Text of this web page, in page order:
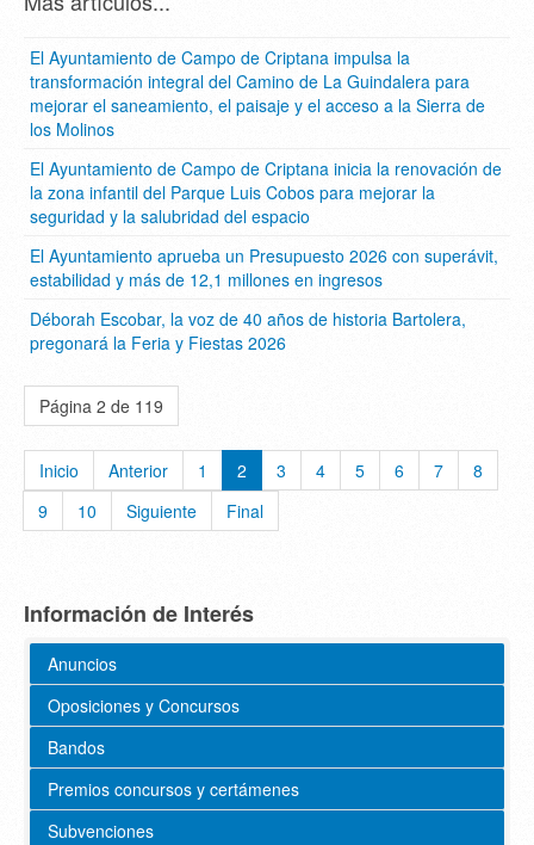
El Ayuntamiento de Campo de Criptana impulsa la
transformación integral del Camino de La Guindalera para
mejorar el saneamiento, el paisaje y el acceso a la Sierra de
los Molinos
El Ayuntamiento de Campo de Criptana inicia la renovación de
la zona infantil del Parque Luis Cobos para mejorar la
seguridad y la salubridad del espacio
El Ayuntamiento aprueba un Presupuesto 2026 con superávit,
estabilidad y más de 12,1 millones en ingresos
Déborah Escobar, la voz de 40 años de historia Bartolera,
pregonará la Feria y Fiestas 2026
Página 2 de 119
Inicio Anterior 1 2 3 4 5 6 7
8
9
10 Siguiente Final
Información de Interés
Anuncios
Oposiciones y Concursos
Bandos
Premios concursos y certámenes
Subvenciones